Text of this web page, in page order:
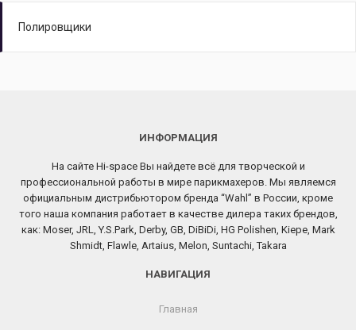
Полировщики
ИНФОРМАЦИЯ
На сайте Hi-space Вы найдете всё для творческой и
профессиональной работы в мире парикмахеров. Мы являемся
официальным дистрибьютором бренда “Wahl” в России, кроме
того наша компания работает в качестве дилера таких брендов,
как: Moser, JRL, Y.S.Park, Derby, GB, DiBiDi, HG Polishen, Kiepe, Mark
Shmidt, Flawle, Artaius, Melon, Suntachi, Takara
НАВИГАЦИЯ
Главная